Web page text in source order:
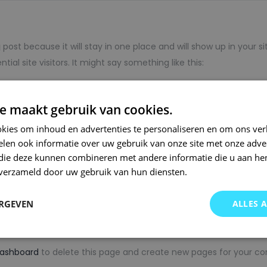
because it will stay in one place and will show up in
site visitors. It might say something like this:
aspiring actor by night, and this is my website.
gettin’ caught in the rain.)
in 1971, and has been providing quality
over 2,000 people and does all kinds of
to delete this page and create new pages for your
maakt gebruik van cookies.
om inhoud en advertenties te personaliseren en om ons
ook informatie over uw gebruik van onze site met onze
deze kunnen combineren met andere informatie die u aan
door uw gebruik van hun diensten.
ALLES